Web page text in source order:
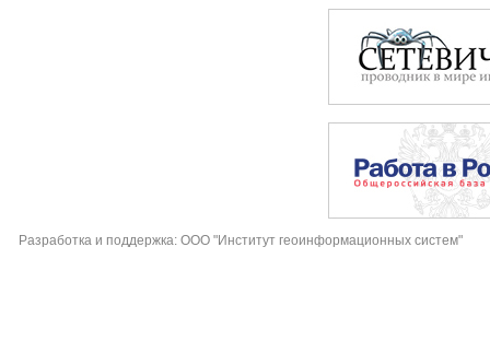
Разработка и поддержка: ООО "Институт геоинформационных систем"